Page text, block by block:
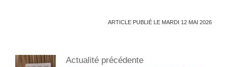
ARTICLE PUBLIÉ LE MARDI 12 MAI 2026
Actualité précédente